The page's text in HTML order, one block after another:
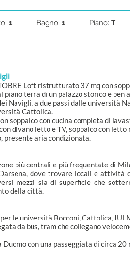
1 Bagno: 1 Piano: T
Loft ristrutturato 37 mq con
piano terra di un palazzo storico e ben
Navigli, a due passi dalle università
Cattolica.
soppalco con cucina completa di
divano letto e TV, soppalco con letto
presente aria condizionata.
più centrali e più frequentate di
dove trovare locali e attività
mezzi sia di superficie che
della città.
le università Bocconi, Cattolica,
da bus, tram che collegano
Duomo con una passeggiata di circa 20